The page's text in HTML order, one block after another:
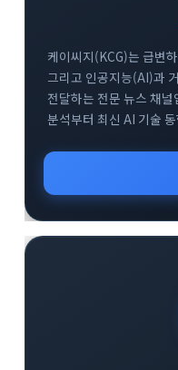
케이씨지(KCG)는 급변
그리고 인공지능(AI)과
전달하는 전문 뉴스 채널
분석부터 최신 AI 기술
웹사이트 및 소통방(카카
구성원들과 실시간으로
변화하는 미래 기술과
성공적인 투자 전략을